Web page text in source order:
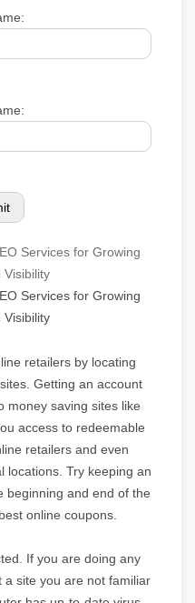
Services for Growing
Visibility
Services for Growing
Visibility
retailers by locating
Getting an account
money saving sites like
access to redeemable
retailers and even
locations. Try keeping an
beginning and end of the
online coupons.
If you are doing any
a site you are not familiar